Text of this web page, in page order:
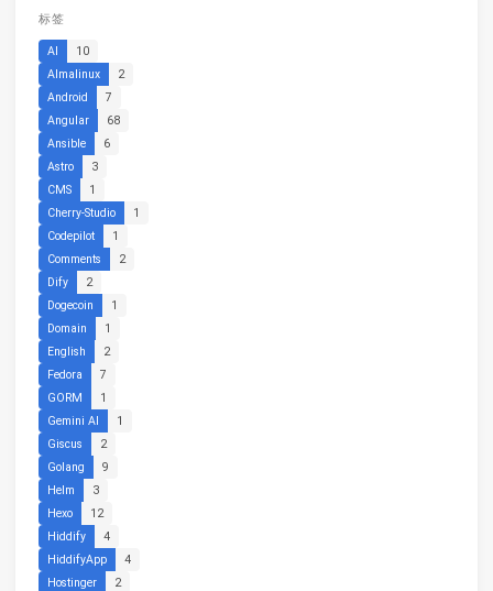
标签
AI
10
Almalinux
2
Android
7
Angular
68
Ansible
6
Astro
3
CMS
1
Cherry-Studio
1
Codepilot
1
Comments
2
Dify
2
Dogecoin
1
Domain
1
English
2
Fedora
7
GORM
1
Gemini AI
1
Giscus
2
Golang
9
Helm
3
Hexo
12
Hiddify
4
HiddifyApp
4
Hostinger
2